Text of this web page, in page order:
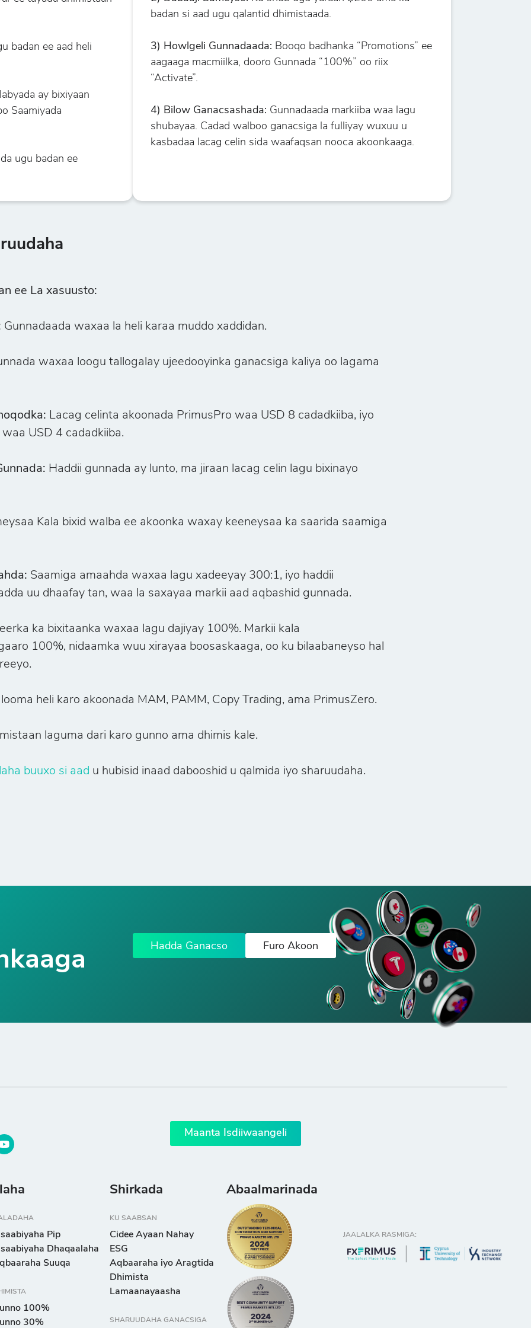
badan ee aad heli
ay bixiyaan
Saamiyada
ugu badan ee
badan si aad ugu qalantid dhimistaada.
3) Howlgeli Gunnadaada: Booqo badhanka “Promotions” ee
aagaaga macmiilka, dooro Gunnada “100%” oo riix
“Activate”.
4) Bilow Ganacsashada: Gunnadaada markiiba waa lagu
shubayaa. Cadad walboo ganacsiga la fulliyay wuxuu u
kasbadaa lacag celin sida waafaqsan nooca akoonkaaga.
ee La xasuusto:
Gunnadaada waxaa la heli karaa muddo xaddidan.
waxaa loogu tallogalay ujeedooyinka ganacsiga kaliya oo lagama
Lacag celinta akoonada PrimusPro waa USD 8 cadadkiiba, iyo
USD 4 cadadkiiba.
Haddii gunnada ay lunto, ma jiraan lacag celin lagu bixinayo
Kala bixid walba ee akoonka waxay keeneysaa ka saarida saamiga
Saamiga amaahda waxaa lagu xadeeyay 300:1, iyo haddii
uu dhaafay tan, waa la saxayaa markii aad aqbashid gunnada.
ka bixitaanka waxaa lagu dajiyay 100%. Markii kala
100%, nidaamka wuu xirayaa boosaskaaga, oo ku bilaabaneyso hal
heli karo akoonada MAM, PAMM, Copy Trading, ama PrimusZero.
laguma dari karo gunno ama dhimis kale.
buuxo si aad u hubisid inaad dabooshid u qalmida iyo sharuudaha.
Hadda Ganacso Furo Akoon
Maanta Isdiiwaangeli
Pip
Dhaqaalaha
Suuqa
100%
30%
Shirkada
KU SAABSAN
Cidee Ayaan Nahay
ESG
Aqbaaraha iyo Aragtida
Dhimista
Lamaanayaasha
SHARUUDAHA GANACSIGA
Abaalmarinada
JAALALKA RASMIGA: